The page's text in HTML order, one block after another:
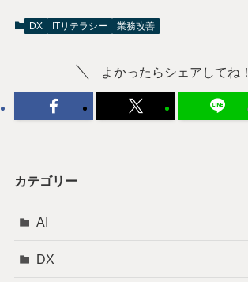
DX ITリテラシー 業務改善
よかったらシェアしてね！
カテゴリー
AI
DX